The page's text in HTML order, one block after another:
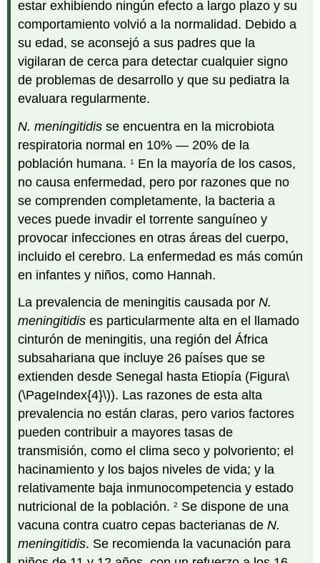
estar exhibiendo ningún efecto a largo plazo y su
comportamiento volvió a la normalidad. Debido a
su edad, se aconsejó a sus padres que la
vigilaran de cerca para detectar cualquier signo
de problemas de desarrollo y que su pediatra la
evaluara regularmente.
N. meningitidis se encuentra en la microbiota
respiratoria normal en 10% — 20% de la
población humana.1
En la mayoría de los casos,
no causa enfermedad, pero por razones que no
se comprenden completamente, la bacteria a
veces puede invadir el torrente sanguíneo y
provocar infecciones en otras áreas del cuerpo,
incluido el cerebro. La enfermedad es más común
en infantes y niños, como Hannah.
La prevalencia de meningitis causada porN.
meningitidis es particularmente alta en el llamado
cinturón de meningitis, una región del África
subsahariana que incluye 26 países que se
extienden desde Senegal hasta Etiopía (Figura\
(\PageIndex{4}\)). Las razones de esta alta
prevalencia no están claras, pero varios factores
pueden contribuir a mayores tasas de
transmisión, como el clima seco y polvoriento; el
hacinamiento y los bajos niveles de vida; y la
relativamente baja inmunocompetencia y estado
nutricional de la población.2
Se dispone de una
vacuna contra cuatro cepas bacterianas deN.
meningitidis. Se recomienda la vacunación para